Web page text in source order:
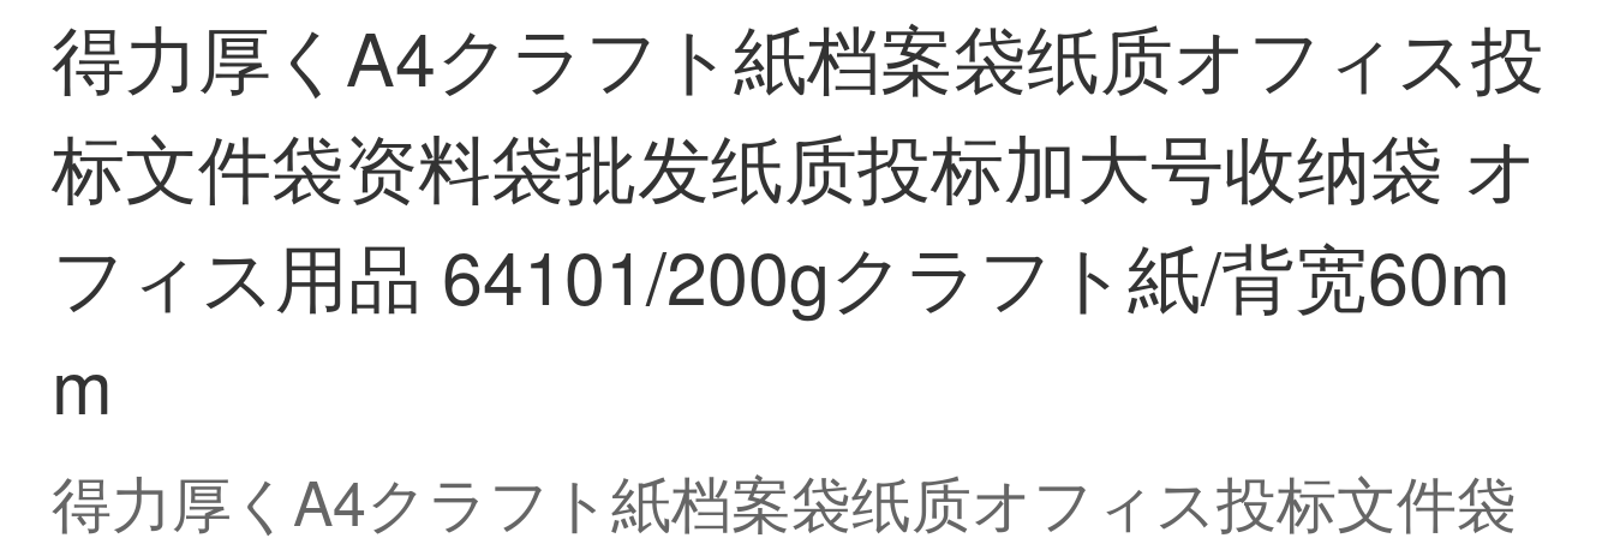
得力厚くA4クラフト紙档案袋纸质オフィス投
标文件袋资料袋批发纸质投标加大号收纳袋 オ
フィス用品 64101/200gクラフト紙/背宽60m
m
得力厚くA4クラフト紙档案袋纸质オフィス投标文件袋